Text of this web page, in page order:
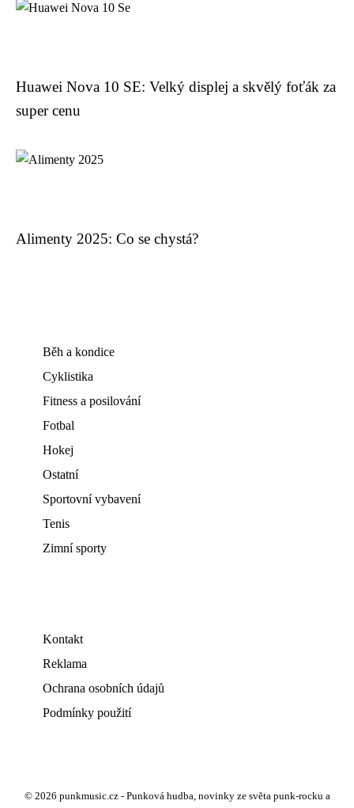
Huawei Nova 10 SE: Velký displej a skvělý foťák za
super cenu
Alimenty 2025: Co se chystá?
Běh a kondice
Cyklistika
Fitness a posilování
Fotbal
Hokej
Ostatní
Sportovní vybavení
Tenis
Zimní sporty
Kontakt
Reklama
Ochrana osobních údajů
Podmínky použití
© 2026 punkmusic.cz - Punková hudba, novinky ze světa punk-rocku a